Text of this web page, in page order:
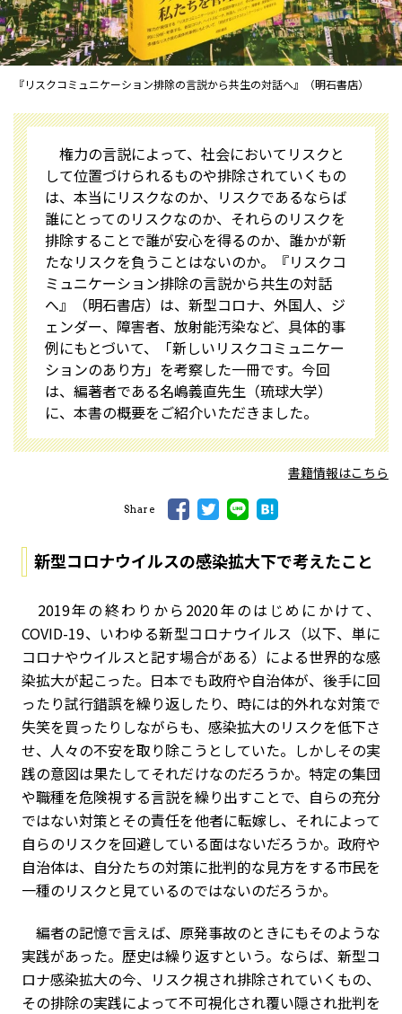
『リスクコミュニケーション――排除の言説から共生の対話へ』（明石書店）
権力の言説によって、社会においてリスクと
して位置づけられるものや排除されていくもの
は、本当にリスクなのか、リスクであるならば
誰にとってのリスクなのか、それらのリスクを
排除することで誰が安心を得るのか、誰かが新
たなリスクを負うことはないのか――。『リスクコ
ミュニケーション――排除の言説から共生の対話
へ』（明石書店）は、新型コロナ、外国人、ジ
ェンダー、障害者、放射能汚染など、具体的事
例にもとづいて、「新しいリスクコミュニケー
ションのあり方」を考察した一冊です。今回
は、編著者である名嶋義直先生（琉球大学）
に、本書の概要をご紹介いただきました。
書籍情報はこちら
Share
新型コロナウイルスの感染拡大下で考えたこと
2019年の終わりから2020年のはじめにかけて、
COVID-19、いわゆる新型コロナウイルス（以下、単に
コロナやウイルスと記す場合がある）による世界的な感
染拡大が起こった。日本でも政府や自治体が、後手に回
ったり試行錯誤を繰り返したり、時には的外れな対策で
失笑を買ったりしながらも、感染拡大のリスクを低下さ
せ、人々の不安を取り除こうとしていた。しかしその実
践の意図は果たしてそれだけなのだろうか。特定の集団
や職種を危険視する言説を繰り出すことで、自らの充分
ではない対策とその責任を他者に転嫁し、それによって
自らのリスクを回避している面はないだろうか。政府や
自治体は、自分たちの対策に批判的な見方をする市民を
一種のリスクと見ているのではないのだろうか。
編者の記憶で言えば、原発事故のときにもそのような
実践があった。歴史は繰り返すという。ならば、新型コ
ロナ感染拡大の今、リスク視され排除されていくもの、
その排除の実践によって不可視化され覆い隠され批判を